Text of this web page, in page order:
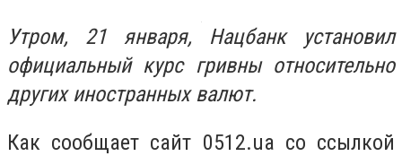
Утром, 21 января, Нацбанк установил
официальный курс гривны относительно
других иностранных валют.
Как сообщает сайт 0512.ua со ссылкой